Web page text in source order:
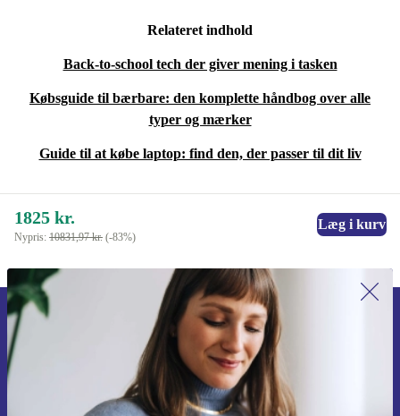
Relateret indhold
Back-to-school tech der giver mening i tasken
Købsguide til bærbare: den komplette håndbog over alle
typer og mærker
Guide til at købe laptop: find den, der passer til dit liv
1825 kr.
Nypris: 10831,97 kr. (-83%)
Læg i kurv
Tilmeld dig vores nyhedsbrev for
første gang og spar 115 kr!
Gå aldrig glip af et tilbud igen.